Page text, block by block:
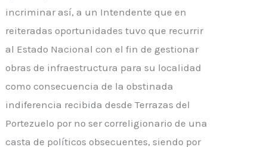
incriminar así, a un Intendente que en
reiteradas oportunidades tuvo que recurrir
al Estado Nacional con el fin de gestionar
obras de infraestructura para su localidad
como consecuencia de la obstinada
indiferencia recibida desde Terrazas del
Portezuelo por no ser correligionario de una
casta de políticos obsecuentes, siendo por